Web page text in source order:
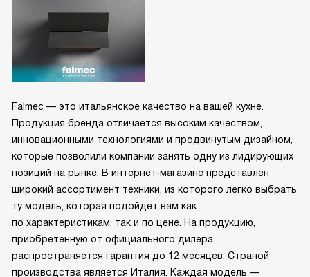
Falmec — это итальянское качество на вашей кухне.
Продукция бренда отличается высоким качеством,
инновационными технологиями и продвинутым дизайном,
которые позволили компании занять одну из лидирующих
позиций на рынке. В интернет-магазине представлен
широкий ассортимент техники, из которого легко выбрать
ту модель, которая подойдет вам как
по характеристикам, так и по цене. На продукцию,
приобретенную от официального дилера
распространяется гарантия до 12 месяцев. Страной
производства является Италия. Каждая модель —